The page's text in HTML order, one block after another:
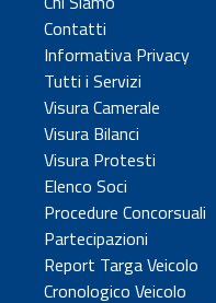
Contatti
Informativa Privacy
Tutti i Servizi
Visura Camerale
Visura Bilanci
Visura Protesti
Elenco Soci
Procedure Concorsuali
Partecipazioni
Report Targa Veicolo
Cronologico Veicolo